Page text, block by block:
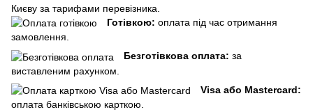
Києву за тарифами перевізника.
Готівкою: оплата під час отримання
замовлення.
Безготівкова оплата: за
виставленим рахунком.
Visa або Mastercard:
оплата банківською карткою.